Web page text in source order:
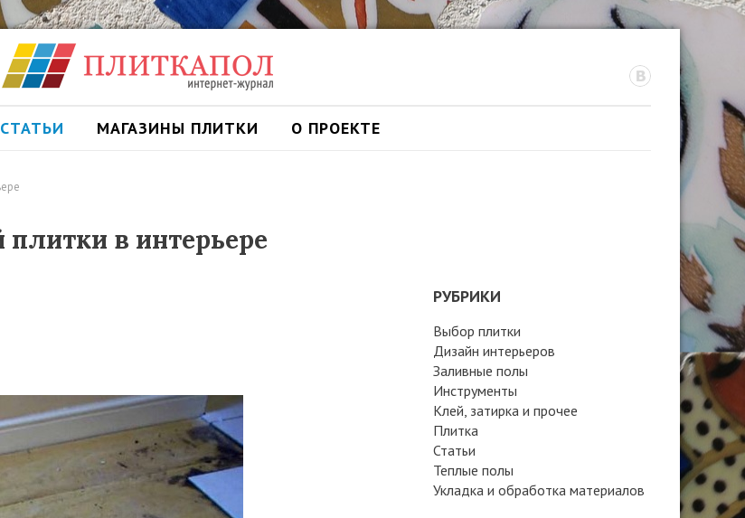
СТАТЬИ МАГАЗИНЫ ПЛИТКИ О ПРОЕКТЕ
в интерьере
РУБРИКИ
Выбор плитки
Дизайн интерьеров
Заливные полы
Инструменты
Клей, затирка и прочее
Плитка
Статьи
Теплые полы
Укладка и обработка материалов